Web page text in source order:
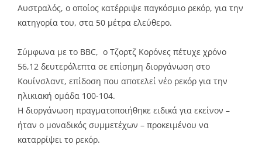
Αυστραλός, ο οποίος κατέρριψε παγκόσμιο ρεκόρ, για την
κατηγορία του, στα 50 μέτρα ελεύθερο.
Σύμφωνα με το BBC, ο Τζορτζ Κορόνες πέτυχε χρόνο
56,12 δευτερόλεπτα σε επίσημη διοργάνωση στο
Κουίνσλαντ, επίδοση που αποτελεί νέο ρεκόρ για την
ηλικιακή ομάδα 100-104.
Η διοργάνωση πραγματοποιήθηκε ειδικά για εκείνον –
ήταν ο μοναδικός συμμετέχων – προκειμένου να
καταρρίψει το ρεκόρ.